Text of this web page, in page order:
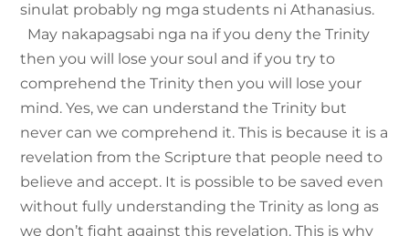
sinulat probably ng mga students ni Athanasius.
May nakapagsabi nga na if you deny the Trinity
then you will lose your soul and if you try to
comprehend the Trinity then you will lose your
mind. Yes, we can understand the Trinity but
never can we comprehend it. This is because it is a
revelation from the Scripture that people need to
believe and accept. It is possible to be saved even
without fully understanding the Trinity as long as
we don’t fight against this revelation. This is why